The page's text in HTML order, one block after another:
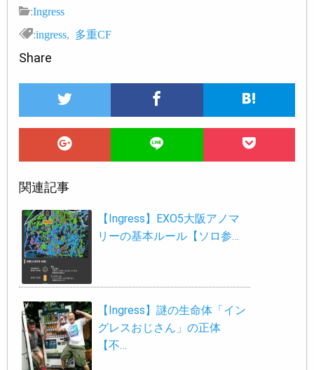
:Ingress
:ingress 多重CF
Share
関連記事
【Ingress】EXO5大阪アノマ
リーの基本ルール【ソロ参…
【Ingress】謎の生命体「イン
グレスおじさん」の正体
【不…